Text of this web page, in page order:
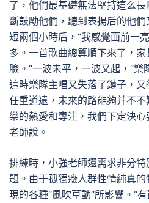
了，他們最基礎無法堅持這么
斷鼓勵他們，聽到表揚后的他
短兩個小時后，“我感覺面前一
多。一首歌曲總算順下來了，
臉。”一波未平，一波又起，“
這時樂隊主唱又失落了鏈子，
任重道遠，未來的路能夠并不
樂的熱愛和專注，我們下定決
老師說。
排練時，小強老師還需求非分
題。由于孤獨癥人群性情純真
現的各種“風吹草動”所影響。“